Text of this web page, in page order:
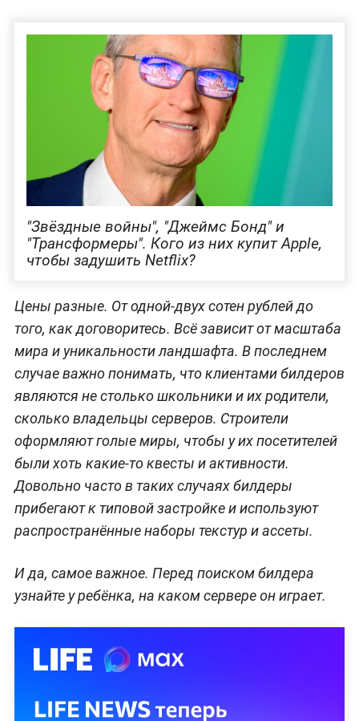
"Звёздные войны", "Джеймс Бонд" и
"Трансформеры". Кого из них купит Apple,
чтобы задушить Netflix?
Цены разные. От одной-двух сотен рублей до
того, как договоритесь. Всё зависит от масштаба
мира и уникальности ландшафта. В последнем
случае важно понимать, что клиентами билдеров
являются не столько школьники и их родители,
сколько владельцы серверов. Строители
оформляют голые миры, чтобы у их посетителей
были хоть какие-то квесты и активности.
Довольно часто в таких случаях билдеры
прибегают к типовой застройке и используют
распространённые наборы текстур и ассеты.
И да, самое важное. Перед поиском билдера
узнайте у ребёнка, на каком сервере он играет.